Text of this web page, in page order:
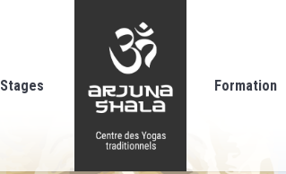
Stages Formation